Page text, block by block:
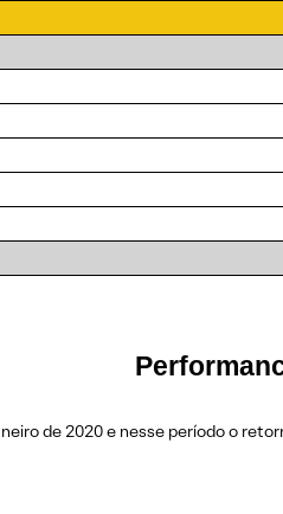
de 2020 e nesse período o